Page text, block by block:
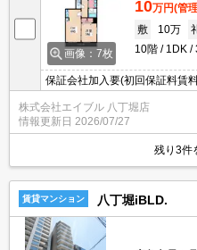
画像：7枚
10万円(管
敷
10万
10階
1DK
保証会社加入要(初回保証料賃
地で新生活スタート。エアコ
株式会社エイブル 八丁堀店
情報更新日 2026/07/27
残り3件
賃貸マンション 八丁堀iBLD.